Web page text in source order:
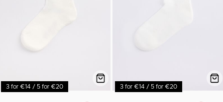
3 for €14 / 5 for €20 3 for €14 / 5 for €20